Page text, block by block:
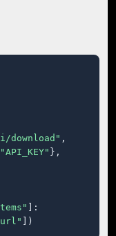
download" ,
"API_KEY" },
]:
])